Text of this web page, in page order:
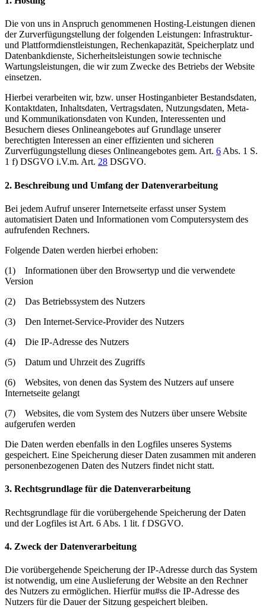
Die von uns in Anspruch genommenen Hosting-Leistungen dienen
der Zurverfügungstellung der folgenden Leistungen: Infrastruktur-
und Plattformdienstleistungen, Rechenkapazität, Speicherplatz und
Datenbankdienste, Sicherheitsleistungen sowie technische
Wartungsleistungen, die wir zum Zwecke des Betriebs der Website
einsetzen.
Hierbei verarbeiten wir, bzw. unser Hostinganbieter Bestandsdaten,
Kontaktdaten, Inhaltsdaten, Vertragsdaten, Nutzungsdaten, Meta-
und Kommunikationsdaten von Kunden, Interessenten und
Besuchern dieses Onlineangebotes auf Grundlage unserer
berechtigten Interessen an einer effizienten und sicheren
Zurverfügungstellung dieses Onlineangebotes gem. Art. 6Abs. 1 S.
1 f) DSGVO i.V.m. Art. 28 DSGVO.
2. Beschreibung und Umfang der Datenverarbeitung
Bei jedem Aufruf unserer Internetseite erfasst unser System
automatisiert Daten und Informationen vom Computersystem des
aufrufenden Rechners.
Folgende Daten werden hierbei erhoben:
(1) Informationen über den Browsertyp und die verwendete
Version
(2) Das Betriebssystem des Nutzers
(3) Den Internet-Service-Provider des Nutzers
(4) Die IP-Adresse des Nutzers
(5) Datum und Uhrzeit des Zugriffs
(6) Websites, von denen das System des Nutzers auf unsere
Internetseite gelangt
(7) Websites, die vom System des Nutzers über unsere Website
aufgerufen werden
Die Daten werden ebenfalls in den Logfiles unseres Systems
gespeichert. Eine Speicherung dieser Daten zusammen mit anderen
personenbezogenen Daten des Nutzers findet nicht statt.
3. Rechtsgrundlage für die Datenverarbeitung
Rechtsgrundlage für die vorübergehende Speicherung der Daten
und der Logfiles ist Art. 6 Abs. 1 lit. f DSGVO.
4. Zweck der Datenverarbeitung
Die vorübergehende Speicherung der IP-Adresse durch das System
ist notwendig, um eine Auslieferung der Website an den Rechner
des Nutzers zu ermöglichen. Hierfür mu#ss die IP-Adresse des
Nutzers für die Dauer der Sitzung gespeichert bleiben.